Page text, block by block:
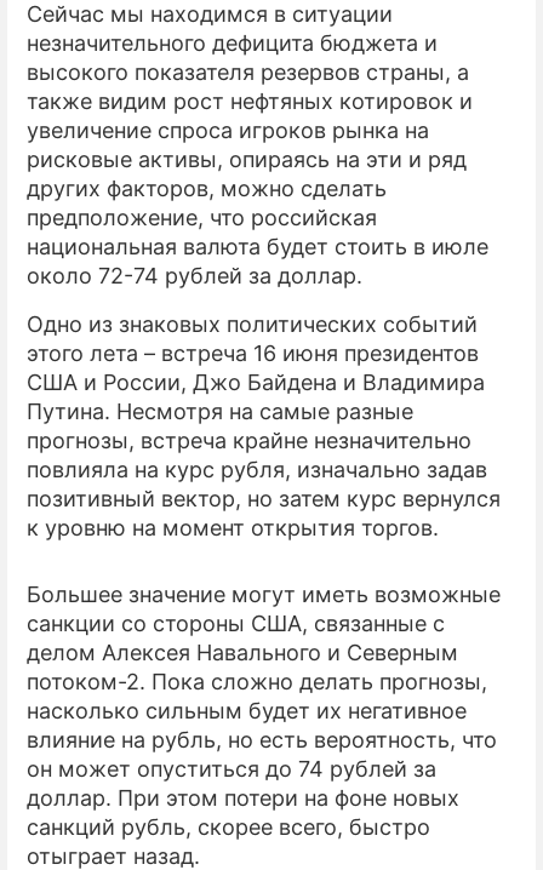
ПРЕСС-РЕЛИЗЫ
О ПРОЕКТЕ
Сейчас мы находимся в ситуации
незначительного дефицита бюджета и
высокого показателя резервов страны, а
также видим рост нефтяных котировок и
увеличение спроса игроков рынка на
рисковые активы, опираясь на эти и ряд
других факторов, можно сделать
предположение, что российская
национальная валюта будет стоить в июле
около 72-74 рублей за доллар.
Одно из знаковых политических событий
этого лета – встреча 16 июня президентов
США и России, Джо Байдена и Владимира
Путина. Несмотря на самые разные
прогнозы, встреча крайне незначительно
повлияла на курс рубля, изначально задав
позитивный вектор, но затем курс вернулся
к уровню на момент открытия торгов.
Большее значение могут иметь возможные
санкции со стороны США, связанные с
делом Алексея Навального и Северным
потоком-2. Пока сложно делать прогнозы,
насколько сильным будет их негативное
влияние на рубль, но есть вероятность, что
он может опуститься до 74 рублей за
доллар. При этом потери на фоне новых
санкций рубль, скорее всего, быстро
отыграет назад.